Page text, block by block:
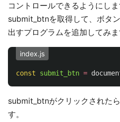
コントロールできるようにしま
submit_btnを取得して、ボタ
出すプログラムを追加してみま
index.js
const submit_btn =
submit_btnがクリックされた
す。